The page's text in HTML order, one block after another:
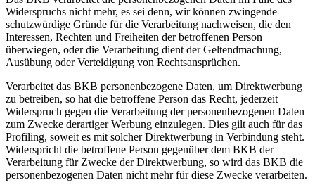
Widerspruchs nicht mehr, es sei denn, wir können zwingende
schutzwürdige Gründe für die Verarbeitung nachweisen, die den
Interessen, Rechten und Freiheiten der betroffenen Person
überwiegen, oder die Verarbeitung dient der Geltendmachung,
Ausübung oder Verteidigung von Rechtsansprüchen.
Verarbeitet das BKB personenbezogene Daten, um Direktwerbung
zu betreiben, so hat die betroffene Person das Recht, jederzeit
Widerspruch gegen die Verarbeitung der personenbezogenen Daten
zum Zwecke derartiger Werbung einzulegen. Dies gilt auch für das
Profiling, soweit es mit solcher Direktwerbung in Verbindung steht.
Widerspricht die betroffene Person gegenüber dem BKB der
Verarbeitung für Zwecke der Direktwerbung, so wird das BKB die
personenbezogenen Daten nicht mehr für diese Zwecke verarbeiten.